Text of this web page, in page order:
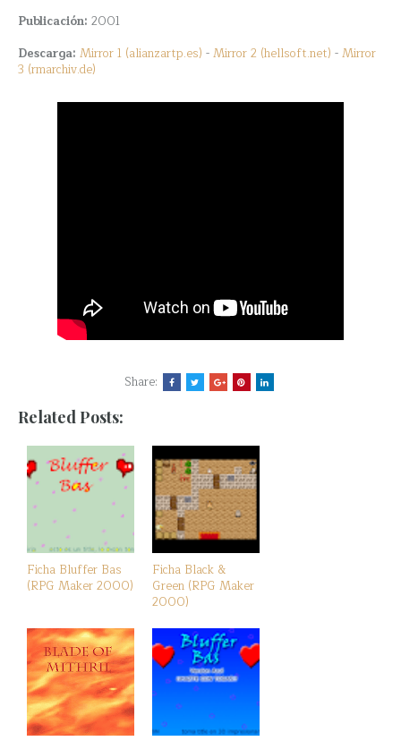
Publicación: 2001
Descarga: Mirror 1 (alianzartp.es) -Mirror 2 (hellsoft.net) -Mirror
3 (rmarchiv.de)
Share:
Related Posts:
Ficha Bluffer Bas
(RPG Maker 2000)
Ficha Black &
Green (RPG Maker
2000)